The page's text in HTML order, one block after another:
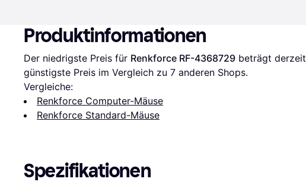
Produktinformationen
Der niedrigste Preis für Renkforce RF-4368729 beträgt derzeit
günstigste Preis im Vergleich zu 7 anderen Shops.
Vergleiche:
Renkforce Computer-Mäuse
Renkforce Standard-Mäuse
Spezifikationen